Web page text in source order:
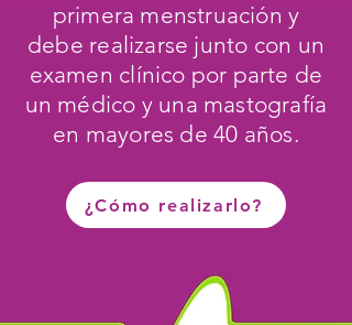
primera menstruación y
debe realizarse junto con un
examen clínico por parte de
un médico y una mastografía
en mayores de 40 años.
¿Cómo realizarlo?